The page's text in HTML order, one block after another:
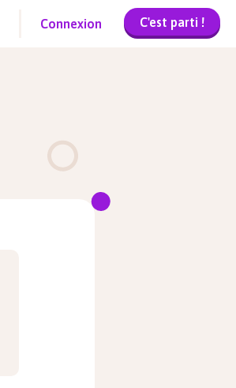
Connexion C'est parti !